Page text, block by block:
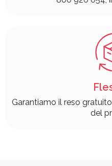
Garantiamo il reso
del